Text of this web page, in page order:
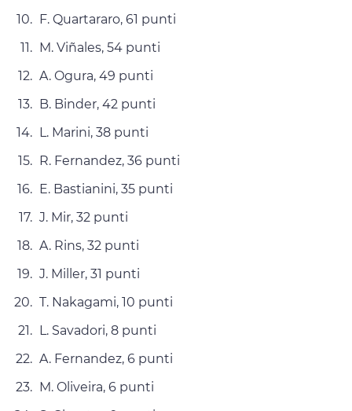
F. Quartararo, 61 punti
M. Viñales, 54 punti
A. Ogura, 49 punti
B. Binder, 42 punti
L. Marini, 38 punti
R. Fernandez, 36 punti
E. Bastianini, 35 punti
J. Mir, 32 punti
A. Rins, 32 punti
J. Miller, 31 punti
T. Nakagami, 10 punti
L. Savadori, 8 punti
A. Fernandez, 6 punti
M. Oliveira, 6 punti